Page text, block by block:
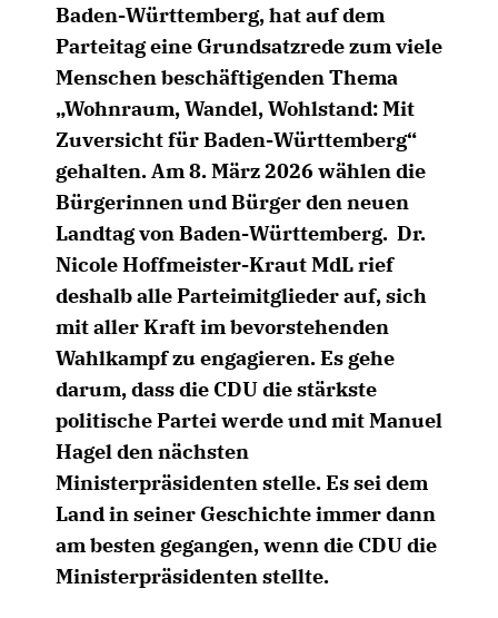
Baden-Württemberg, hat auf dem
Parteitag eine Grundsatzrede zum viele
Menschen beschäftigenden Thema
Wohnraum, Wandel, Wohlstand: Mit
Zuversicht für Baden-Württemberg“
gehalten. Am 8. März 2026 wählen die
Bürgerinnen und Bürger den neuen
Landtag von Baden-Württemberg. Dr.
Nicole Hoffmeister-Kraut MdL rief
deshalb alle Parteimitglieder auf, sich
mit aller Kraft im bevorstehenden
Wahlkampf zu engagieren. Es gehe
darum, dass die CDU die stärkste
politische Partei werde und mit Manuel
Hagel den nächsten
Ministerpräsidenten stelle. Es sei dem
Land in seiner Geschichte immer dann
am besten gegangen, wenn die CDU die
Ministerpräsidenten stellte.